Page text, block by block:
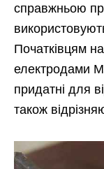
справжньою
Початківцям
електродами
придатні для
також